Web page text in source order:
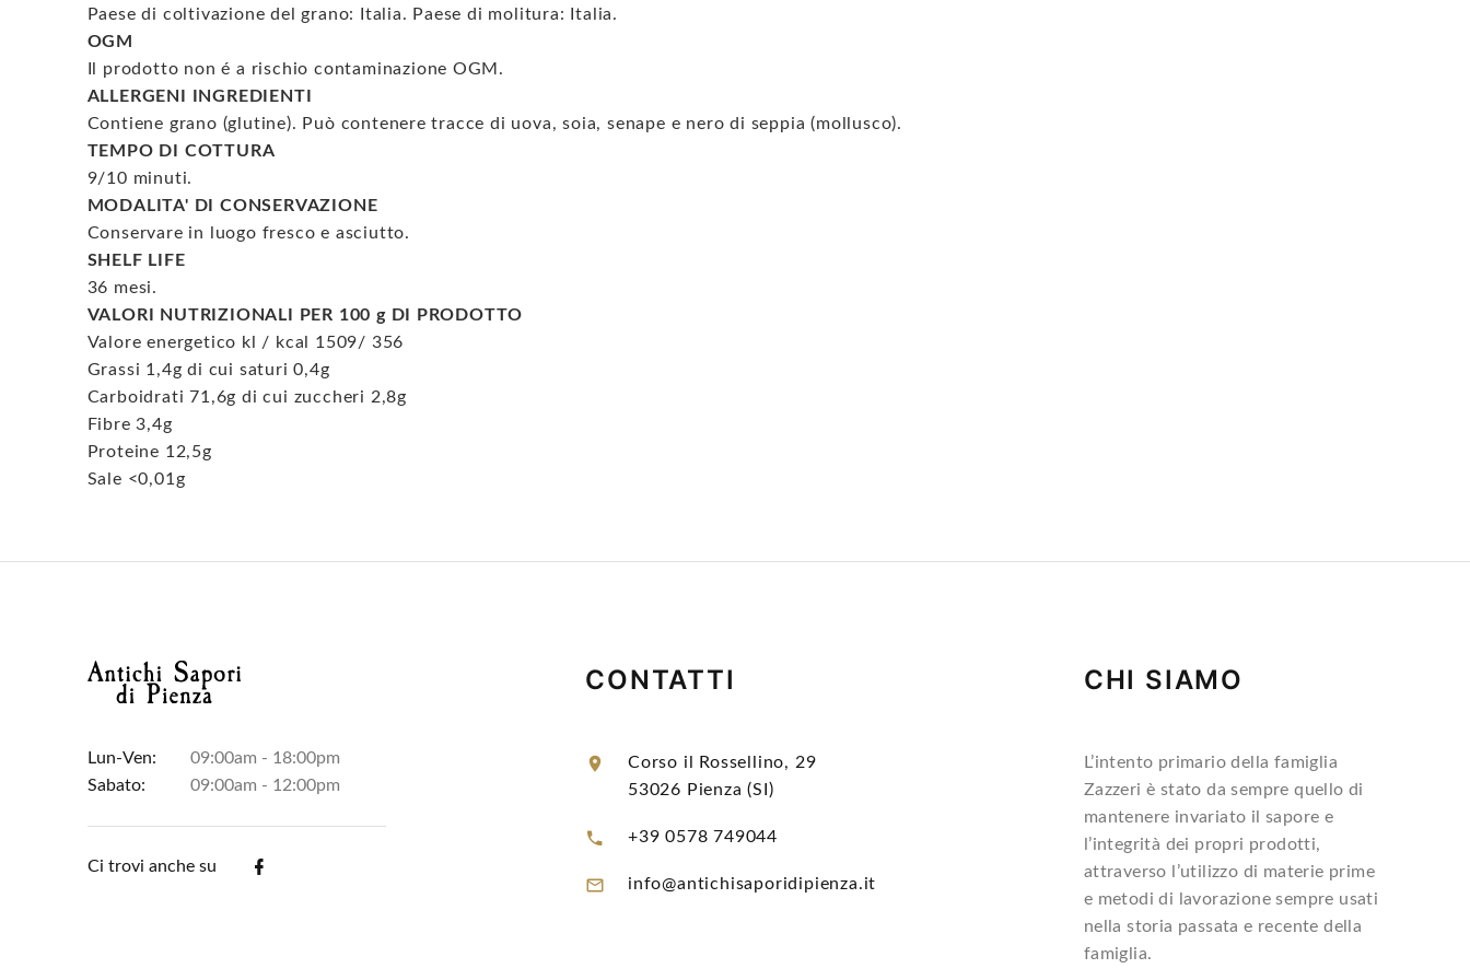
Paese di coltivazione del grano: Italia. Paese di molitura: Italia.
OGM
Il prodotto non é a rischio contaminazione OGM.
ALLERGENI INGREDIENTI
Contiene grano (glutine). Può contenere tracce di uova, soia, senape e nero di seppia (mollusco).
TEMPO DI COTTURA
9/10 minuti.
MODALITA' DI CONSERVAZIONE
Conservare in luogo fresco e asciutto.
SHELF LIFE
36 mesi.
VALORI NUTRIZIONALI PER 100 g DI PRODOTTO
Valore energetico kl / kcal 1509/ 356
Grassi 1,4g di cui saturi 0,4g
Carboidrati 71,6g di cui zuccheri 2,8g
Fibre 3,4g
Proteine 12,5g
Sale <0,01g
Lun-Ven:
09:00am - 18:00pm
Sabato:
09:00am - 12:00pm
Ci trovi anche su
CONTATTI
Corso il Rossellino, 29
53026 Pienza (SI)
+39 0578 749044
info@antichisaporidipienza.it
CHI SIAMO
L’intento primario della famiglia
Zazzeri è stato da sempre quello di
mantenere invariato il sapore e
l’integrità dei propri prodotti,
attraverso l’utilizzo di materie prime
e metodi di lavorazione sempre usati
nella storia passata e recente della
famiglia.